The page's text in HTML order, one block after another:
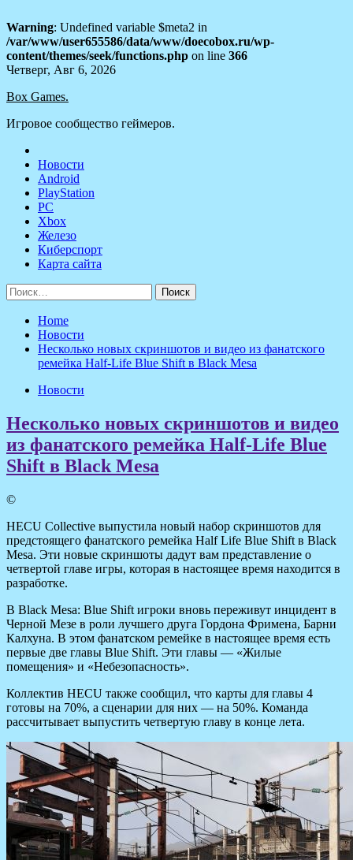
Warning: Undefined variable $meta2 in
/var/www/user655586/data/www/doecobox.ru/wp-
content/themes/seek/functions.php on line 366
Skip
content
Четверг, Авг 6, 2026
Box Games.
Игровое сообщество геймеров.
Новости
Android
PlayStation
PC
Xbox
Железо
Киберспорт
Карта сайта
Найти:
Home
Новости
Несколько новых скриншотов и видео из фанатского
ремейка Half-Life Blue Shift в Black Mesa
Новости
Несколько новых скриншотов и видео
из фанатского ремейка Half-Life Blue
Shift в Black Mesa
©
HECU Collective выпустила новый набор скриншотов для
предстоящего фанатского ремейка Half Life Blue Shift в Black
Mesa. Эти новые скриншоты дадут вам представление о
четвертой главе игры, которая в настоящее время находится в
разработке.
В Black Mesa: Blue Shift игроки вновь переживут инцидент в
Черной Мезе в роли лучшего друга Гордона Фримена, Барни
Калхуна. В этом фанатском ремейке в настоящее время есть
первые две главы Blue Shift. Эти главы — «Жилые
помещения» и «Небезопасность».
Коллектив HECU также сообщил, что карты для главы 4
готовы на 70%, а сценарии для них — на 50%. Команда
рассчитывает выпустить четвертую главу в конце лета.